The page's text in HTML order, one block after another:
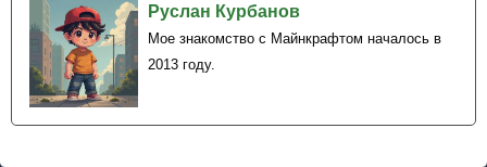
Руслан Курбанов
Мое знакомство с Майнкрафтом началось в
2013 году.